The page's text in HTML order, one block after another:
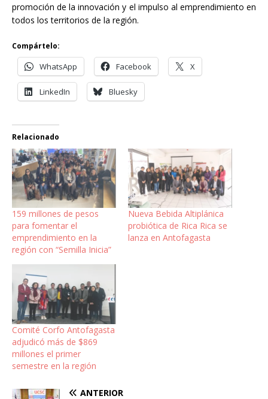
promoción de la innovación y el impulso al emprendimiento en
todos los territorios de la región.
Compártelo:
WhatsApp Facebook X
LinkedIn Bluesky
Relacionado
159 millones de pesos
para fomentar el
emprendimiento en la
región con “Semilla Inicia”
Nueva Bebida Altiplánica
probiótica de Rica Rica se
lanza en Antofagasta
Comité Corfo Antofagasta
adjudicó más de $869
millones el primer
semestre en la región
ANTERIOR